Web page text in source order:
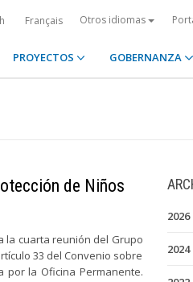
Français Otros idiomas
PROYECTOS GOBERNANZA
de Niños
la cuarta reunión del Grupo
33 del Convenio sobre
por la Oficina Permanente.
2026
2024